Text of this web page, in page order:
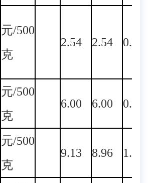
元/500
克
2.54 2.54 0.00
元/500
克
6.00 6.00 0.00
元/500
克
9.13 8.96 1.90